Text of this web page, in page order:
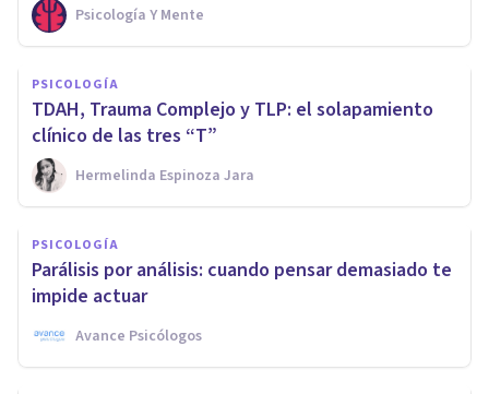
Psicología Y Mente
PSICOLOGÍA
TDAH, Trauma Complejo y TLP: el solapamiento
clínico de las tres “T”
Hermelinda Espinoza Jara
PSICOLOGÍA
Parálisis por análisis: cuando pensar demasiado te
impide actuar
Avance Psicólogos